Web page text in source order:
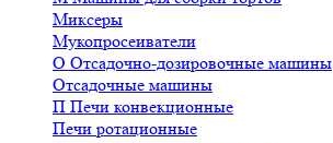
Миксеры
Мукопросеиватели
О Отсадочно-дозировочные машины
Отсадочные машины
П Печи конвекционные
Печи ротационные